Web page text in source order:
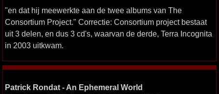
"en dat hij meewerkte aan de twee albums van The
Consortium Project." Correctie: Consortium project bestaat
uit 3 delen, en dus 3 cd's, waarvan de derde, Terra Incognita
in 2003 uitkwam.
Patrick Rondat - An Ephemeral World